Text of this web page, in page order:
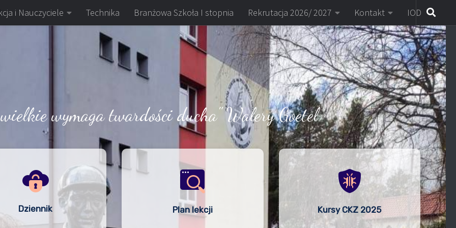
i Nauczyciele Technika Branżowa Szkoła I stopnia Rekrutacja 2026/ 2027 Kontakt IOD
wymaga twardości ducha" Walery Goetel
Dziennik Plan lekcji Kursy CKZ 2025